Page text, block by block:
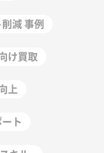
減 事例
け買取
上
ト